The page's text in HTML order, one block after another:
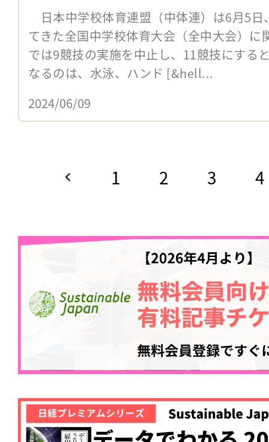
日本中学校体育連盟（中体連）は6月5日
てきた全国中学校体育大会（全中大会）に
では9競技の実施を中止し、11競技にす
なるのは、水泳、ハンド [&hell...
2024/06/09
1 2 3 4